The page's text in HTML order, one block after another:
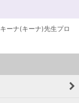
キーナ(キーナ)先生プロ